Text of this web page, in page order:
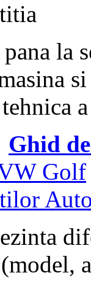
la
si
Ghid
Golf